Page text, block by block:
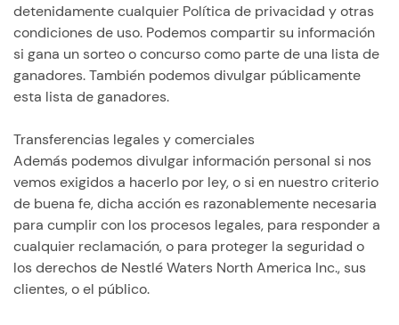
detenidamente cualquier Política de privacidad y otras
condiciones de uso. Podemos compartir su información
si gana un sorteo o concurso como parte de una lista de
ganadores. También podemos divulgar públicamente
esta lista de ganadores.
Transferencias legales y comerciales
Además podemos divulgar información personal si nos
vemos exigidos a hacerlo por ley, o si en nuestro criterio
de buena fe, dicha acción es razonablemente necesaria
para cumplir con los procesos legales, para responder a
cualquier reclamación, o para proteger la seguridad o
los derechos de Nestlé Waters North America Inc., sus
clientes, o el público.